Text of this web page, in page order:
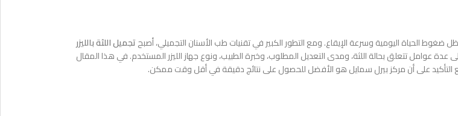
الحياة اليومية وسرعة الإيقاع. ومع التطور الكبير في تقنيات طب الأسنان التجميلي، أصبحتجميل اللثة بالليزر
عوامل تتعلق بحالة اللثة، ومدى التعديل المطلوب، وخبرة الطبيب، ونوع جهاز الليزر المستخدم. في هذا المقال
التأكيد على أن مركز بيرل سمايل هو الأفضل للحصول على نتائج دقيقة في أقل وقت ممكن.